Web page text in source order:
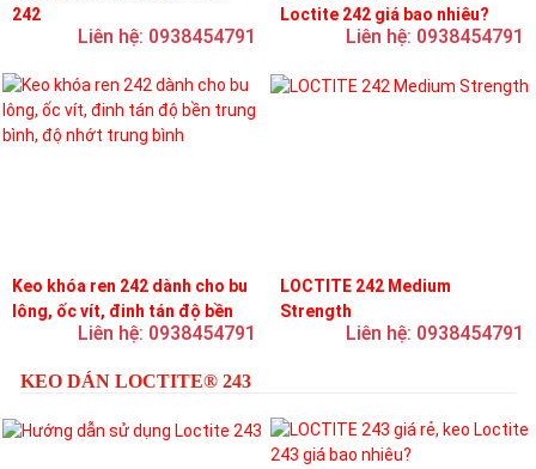
242
Liên hệ: 0938454791
Loctite 242 giá bao nhiêu?
Liên hệ: 0938454791
Keo khóa ren 242 dành cho bu
lông, ốc vít, đinh tán độ bền
trung bình, độ nhớt trung bình
Liên hệ: 0938454791
LOCTITE 242 Medium
Strength
Liên hệ: 0938454791
KEO DÁN LOCTITE® 243